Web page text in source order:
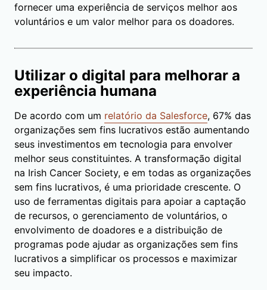
fornecer uma experiência de serviços melhor aos
voluntários e um valor melhor para os doadores.
Utilizar o digital para melhorar a
experiência humana
De acordo com um relatório da Salesforce, 67% das
organizações sem fins lucrativos estão aumentando
seus investimentos em tecnologia para envolver
melhor seus constituintes. A transformação digital
na Irish Cancer Society, e em todas as organizações
sem fins lucrativos, é uma prioridade crescente. O
uso de ferramentas digitais para apoiar a captação
de recursos, o gerenciamento de voluntários, o
envolvimento de doadores e a distribuição de
programas pode ajudar as organizações sem fins
lucrativos a simplificar os processos e maximizar
seu impacto.